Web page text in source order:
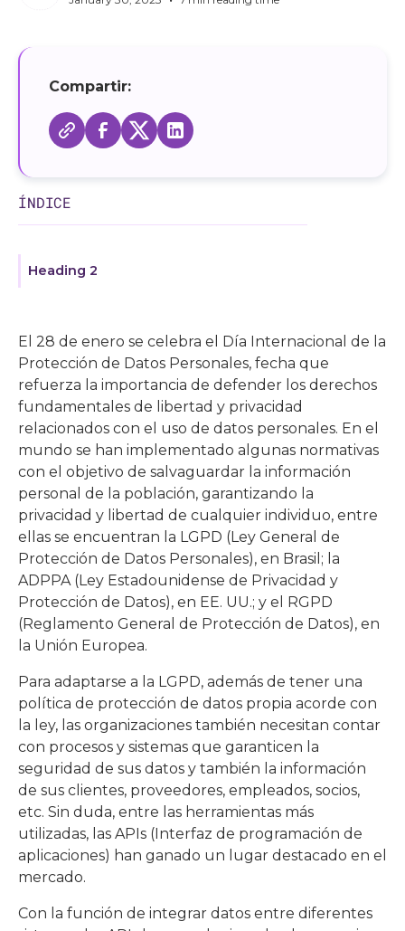
El 28 de enero se celebra el Día Internacional de la
Protección de Datos Personales, fecha que
refuerza la importancia de defender los derechos
fundamentales de libertad y privacidad
relacionados con el uso de datos personales. En el
mundo se han implementado algunas normativas
con el objetivo de salvaguardar la información
personal de la población, garantizando la
privacidad y libertad de cualquier individuo, entre
ellas se encuentran la LGPD (Ley General de
Protección de Datos Personales), en Brasil; la
ADPPA (Ley Estadounidense de Privacidad y
Protección de Datos), en EE. UU.; y el RGPD
(Reglamento General de Protección de Datos), en
la Unión Europea.
Para adaptarse a la LGPD, además de tener una
política de protección de datos propia acorde con
la ley, las organizaciones también necesitan contar
con procesos y sistemas que garanticen la
seguridad de sus datos y también la información
de sus clientes, proveedores, empleados, socios,
etc. Sin duda, entre las herramientas más
utilizadas, las APIs (Interfaz de programación de
aplicaciones) han ganado un lugar destacado en el
mercado.
Con la función de integrar datos entre diferentes
Compartir:
ÍNDICE
Heading 2